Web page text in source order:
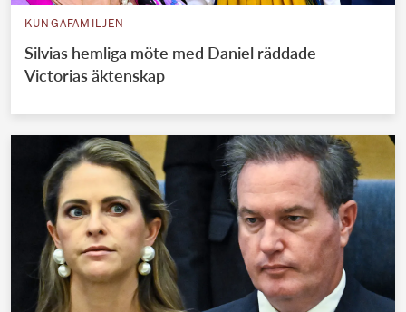
KUNGAFAMILJEN
Silvias hemliga möte med Daniel räddade
Victorias äktenskap